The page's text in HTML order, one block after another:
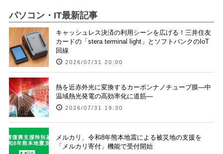
パソコン・IT最新記事
キャッシュレス決済の利用シーンを広げる！三井住友
カードの「stera terminal light」とソフトバンクのIoT
回線
2026/07/31 20:00
熱を近赤外光に変換するカーボンナノチューブ膜―中
温域熱光発電の高効率化に道筋―
2026/07/31 19:30
メルカリ、令和8年熊本地震による被災地の支援を
「メルカリ寄付」機能で受付開始